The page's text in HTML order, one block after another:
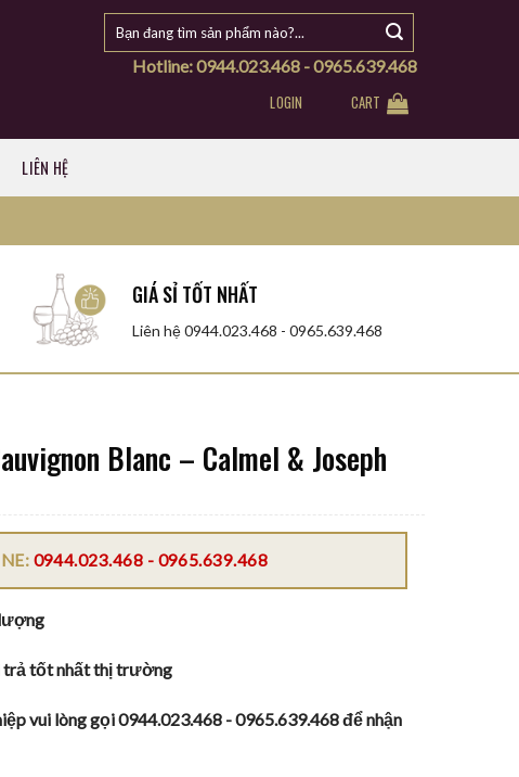
vẻ
for:
Hotline: 0944.023.468 - 0965.639.468
LOGIN
CART
LIÊN HỆ
GIÁ SỈ TỐT NHẤT
Liên hệ 0944.023.468 - 0965.639.468
Blanc – Calmel & Joseph
0944.023.468 - 0965.639.468
trả tốt nhất thị trường
vui lòng gọi 0944.023.468 - 0965.639.468 để nhận